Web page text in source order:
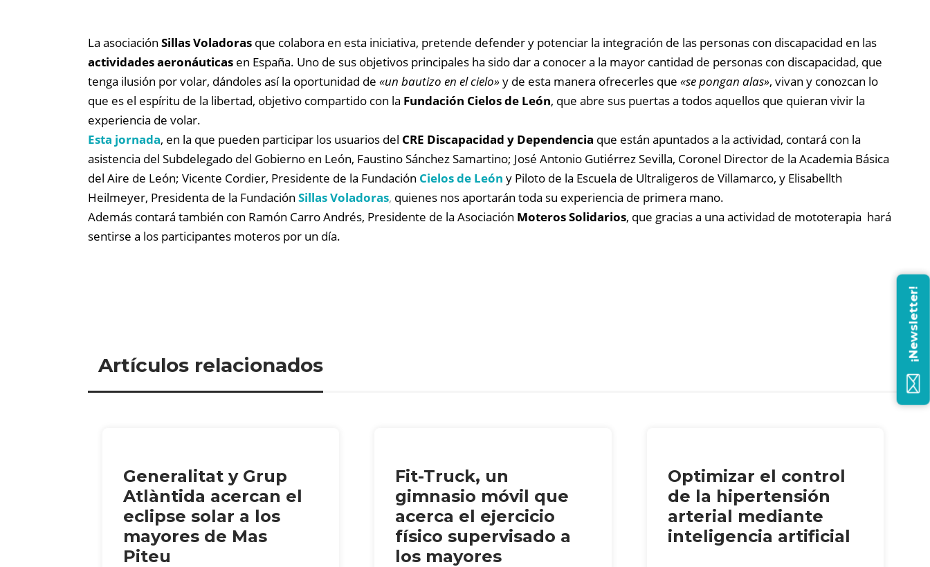
La asociación Sillas Voladoras que colabora en esta iniciativa, pretende defender y potenciar la integración de las personas con discapacidad en las
actividades aeronáuticas en España. Uno de sus objetivos principales ha sido dar a conocer a la mayor cantidad de personas con discapacidad, que
tenga ilusión por volar, dándoles así la oportunidad de «un bautizo en el cielo»y de esta manera ofrecerles que «se pongan alas», vivan y conozcan lo
que es el espíritu de la libertad, objetivo compartido con la Fundación Cielos de León, que abre sus puertas a todos aquellos que quieran vivir la
experiencia de volar.
Esta jornada, en la que pueden participar los usuarios del CRE Discapacidad y Dependencia que están apuntados a la actividad, contará con la
asistencia del Subdelegado del Gobierno en León, Faustino Sánchez Samartino; José Antonio Gutiérrez Sevilla, Coronel Director de la Academia Básica
del Aire de León; Vicente Cordier, Presidente de la Fundación Cielos de León y Piloto de la Escuela de Ultraligeros de Villamarco, y Elisabellth
Heilmeyer, Presidenta de la Fundación Sillas Voladoras, quienes nos aportarán toda su experiencia de primera mano.
Además contará también con Ramón Carro Andrés, Presidente de la Asociación Moteros Solidarios, que gracias a una actividad de mototerapia hará
sentirse a los participantes moteros por un día.
Artículos relacionados
Generalitat y Grup
Atlàntida acercan el
eclipse solar a los
mayores de Mas
Piteu
Fit-Truck, un
gimnasio móvil que
acerca el ejercicio
físico supervisado a
los mayores
Optimizar el control
de la hipertensión
arterial mediante
inteligencia artificial
¡Newsletter!